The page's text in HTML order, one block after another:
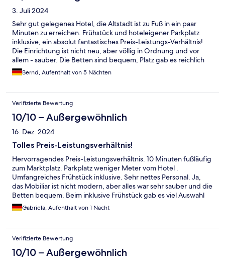
3. Juli 2024
Sehr gut gelegenes Hotel, die Altstadt ist zu Fuß in ein paar
Minuten zu erreichen. Frühstück und hoteleigener Parkplatz
inklusive, ein absolut fantastisches Preis-Leistungs-Verhältnis!
Die Einrichtung ist nicht neu, aber völlig in Ordnung und vor
allem - sauber. Die Betten sind bequem, Platz gab es reichlich
sogar Clubsessel und Tisch standen am Fenster. Diw Damen an
der Rezeption und im Speiseraum waren alle super freundlich
Bernd, Aufenthalt von 5 Nächten
Verifizierte Bewertung
10/10 – Außergewöhnlich
16. Dez. 2024
Tolles Preis-Leistungsverhältnis!
Hervorragendes Preis-Leistungsverhältnis. 10 Minuten fußläufig
zum Marktplatz. Parkplatz weniger Meter vom Hotel .
Umfangreiches Frühstück inklusive. Sehr nettes Personal. Ja,
das Mobiliar ist nicht modern, aber alles war sehr sauber und die
Betten bequem. Beim inklusive Frühstück gab es viel Auswahl
alles würde immer wieder aufgefüllt. Das Personal war sehr
hilfsbereit und freundlich. Gute Verkehrsanbindung mit dem
Gabriela, Aufenthalt von 1 Nacht
Verifizierte Bewertung
10/10 – Außergewöhnlich